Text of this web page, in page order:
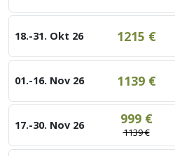
18.-31. Okt 26 1215 €
01.-16. Nov 26 1139 €
17.-30. Nov 26 999 €
1139 €